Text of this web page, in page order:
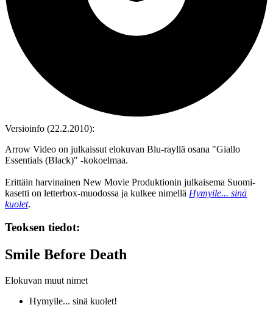
Versioinfo (22.2.2010):
Arrow Video on julkaissut elokuvan Blu‑rayllä osana "Giallo
Essentials (Black)" ‑kokoelmaa.
Erittäin harvinainen New Movie Produktionin julkaisema Suomi-
kasetti on letterbox-muodossa ja kulkee nimellä Hymyile... sinä
kuolet.
Teoksen tiedot:
Smile Before Death
Elokuvan muut nimet
Hymyile... sinä kuolet!